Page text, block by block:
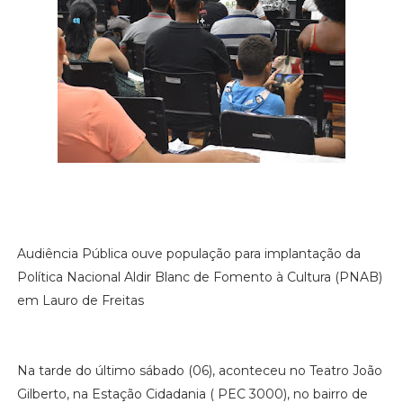
Audiência Pública ouve população para implantação da
Política Nacional Aldir Blanc de Fomento à Cultura (PNAB)
em Lauro de Freitas
Na tarde do último sábado (06), aconteceu no Teatro João
Gilberto, na Estação Cidadania ( PEC 3000), no bairro de